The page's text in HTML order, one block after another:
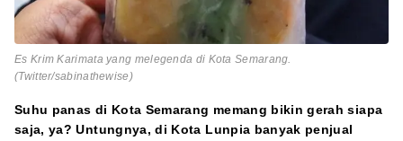
Es Krim Karimata yang melegenda di Kota Semarang.
(Twitter/sabinathewise)
Suhu panas di Kota Semarang memang bikin gerah siapa
saja, ya? Untungnya, di Kota Lunpia banyak penjual